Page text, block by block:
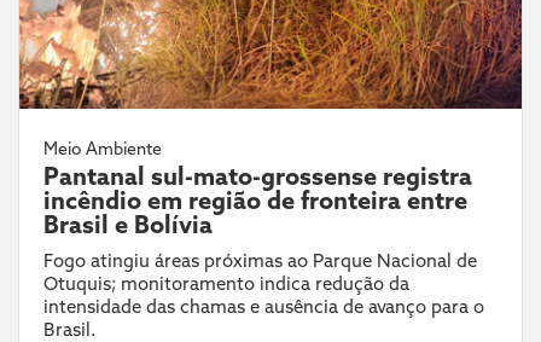
Meio Ambiente
Pantanal sul-mato-grossense registra
incêndio em região de fronteira entre
Brasil e Bolívia
Fogo atingiu áreas próximas ao Parque Nacional de
Otuquis; monitoramento indica redução da
intensidade das chamas e ausência de avanço para o
Brasil.